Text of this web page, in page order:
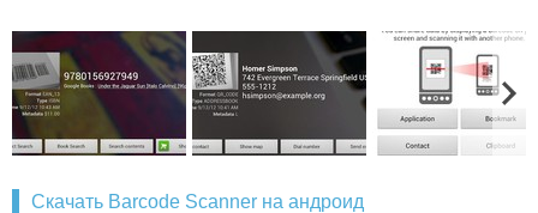
Скачать Barcode Scanner на андроид